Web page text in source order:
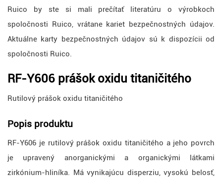
Ruico by ste si mali prečítať literatúru o výrobkoch
spoločnosti Ruico, vrátane kariet bezpečnostných údajov.
Aktuálne karty bezpečnostných údajov sú k dispozícii od
spoločnosti Ruico.
RF-Y606 prášok oxidu titaničitého
Rutilový prášok oxidu titaničitého
Popis produktu
RF-Y606 je rutilový prášok oxidu titaničitého a jeho povrch
je upravený anorganickými a organickými látkami
zirkónium-hliníka. Má vynikajúcu disperziu, vysokú belosť,